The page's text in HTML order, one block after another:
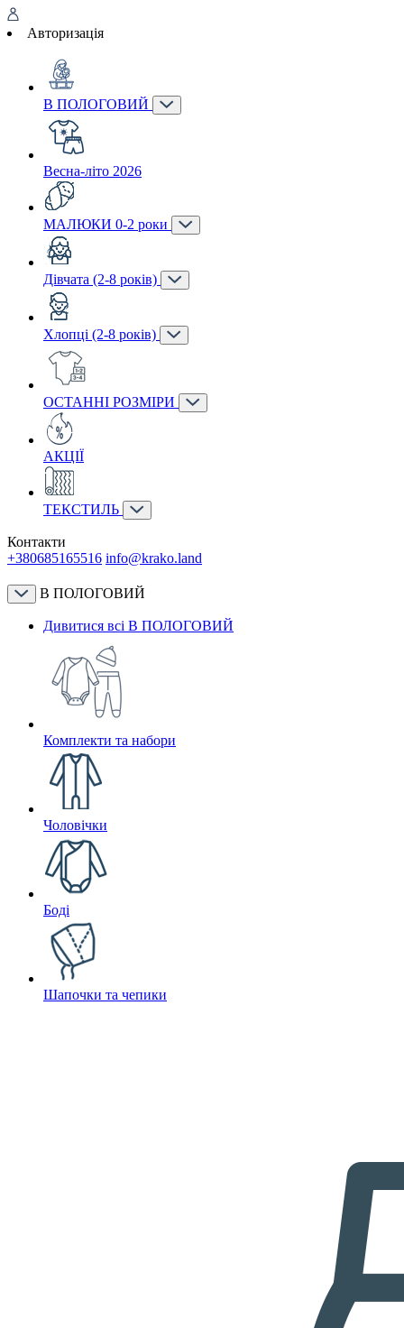
Авторизація
В ПОЛОГОВИЙ
Весна-літо 2026
МАЛЮКИ 0-2 роки
Дівчата (2-8 років)
Хлопці (2-8 років)
ОСТАННІ РОЗМІРИ
АКЦІЇ
ТЕКСТИЛЬ
Контакти
+380685165516 info@krako.land
В ПОЛОГОВИЙ
Дивитися всі В ПОЛОГОВИЙ
Комплекти та набори
Чоловічки
Боді
Шапочки та чепики